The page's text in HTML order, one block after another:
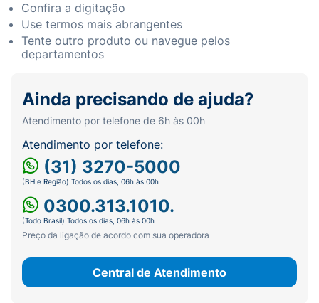
Confira a digitação
Use termos mais abrangentes
Tente outro produto ou navegue pelos
departamentos
Ainda precisando de ajuda?
Atendimento por telefone de 6h às 00h
Atendimento por telefone:
(31) 3270-5000
(BH e Região) Todos os dias, 06h às 00h
0300.313.1010.
(Todo Brasil) Todos os dias, 06h às 00h
Preço da ligação de acordo com sua operadora
Central de Atendimento